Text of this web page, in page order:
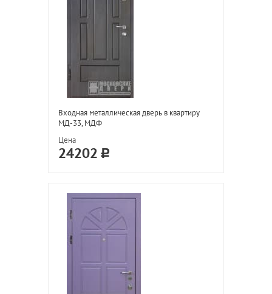
Входная металлическая дверь в квартиру
МД-33, МДФ
Цена
24202